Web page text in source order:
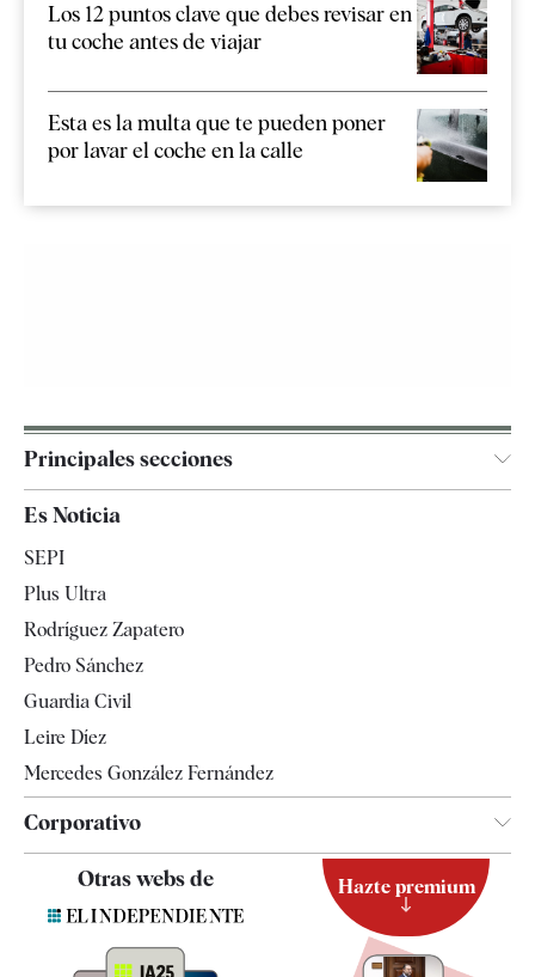
Los 12 puntos clave que debes revisar en
tu coche antes de viajar
Esta es la multa que te pueden poner
por lavar el coche en la calle
Principales secciones
España
Televisión
Es Noticia
SEPI
Plus Ultra
Rodríguez Zapatero
Pedro Sánchez
Guardia Civil
Leire Díez
Mercedes González Fernández
Corporativo
Contacto
Otras webs de Hazte premium